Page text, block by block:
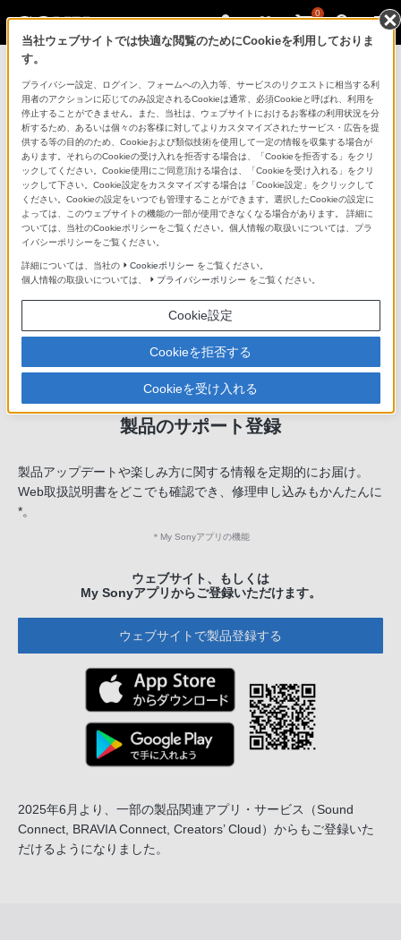
0
「できたらいいな」も
「安心」も
製品のサポート登録
製品アップデートや楽しみ方に関する情報を定期的にお届け。
Web取扱説明書をどこでも確認でき、修理申し込みもかんたんに
*。
＊ My Sonyアプリの機能
ウェブサイト、もしくは
My Sonyアプリからご登録いただけます。
ウェブサイトで製品登録する
2025年6月より、一部の製品関連アプリ・サービス
（Sound
Connect, BRAVIA Connect, Creators’ Cloud）からもご登録いた
だけるようになりました。
当社ウェブサイトでは快適な閲覧のためにCookieを利用しておりま
す。
プライバシー設定、ログイン、フォームへの入力等、サービスのリクエストに相当する利
用者のアクションに応じてのみ設定されるCookieは通常、必須Cookieと呼ばれ、利用を
停止することができません。また、当社は、ウェブサイトにおけるお客様の利用状況を分
析するため、あるいは個々のお客様に対してよりカスタマイズされたサービス・広告を提
供する等の目的のため、Cookieおよび類似技術を使用して一定の情報を収集する場合が
あります。それらのCookieの受け入れを拒否する場合は、「Cookieを拒否する」をクリ
ックしてください。Cookie使用にご同意頂ける場合は、「Cookieを受け入れる」をクリ
ックして下さい。Cookie設定をカスタマイズする場合は「Cookie設定」をクリックして
ください。Cookieの設定をいつでも管理することができます。選択したCookieの設定に
よっては、このウェブサイトの機能の一部が使用できなくなる場合があります。 詳細に
ついては、当社のCookieポリシーをご覧ください。個人情報の取扱いについては、プラ
イバシーポリシーをご覧ください。
詳細については、当社の Cookieポリシー をご覧ください。
個人情報の取扱いについては、
プライバシーポリシー をご覧ください。
Cookie設定
Cookieを拒否する
Cookieを受け入れる